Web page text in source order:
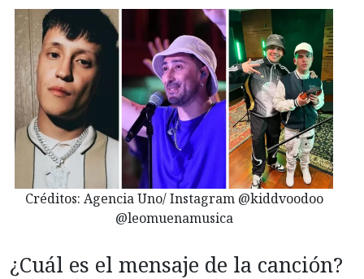
Créditos: Agencia Uno/ Instagram @kiddvoodoo
@leomuenamusica
¿Cuál es el mensaje de la canción?